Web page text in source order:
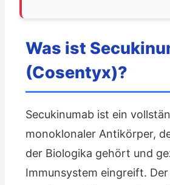
Was ist
(Cosentyx)?
Secukinumab ist ein
monoklonaler Antikörper,
der Biologika gehört und
Immunsystem eingreift.